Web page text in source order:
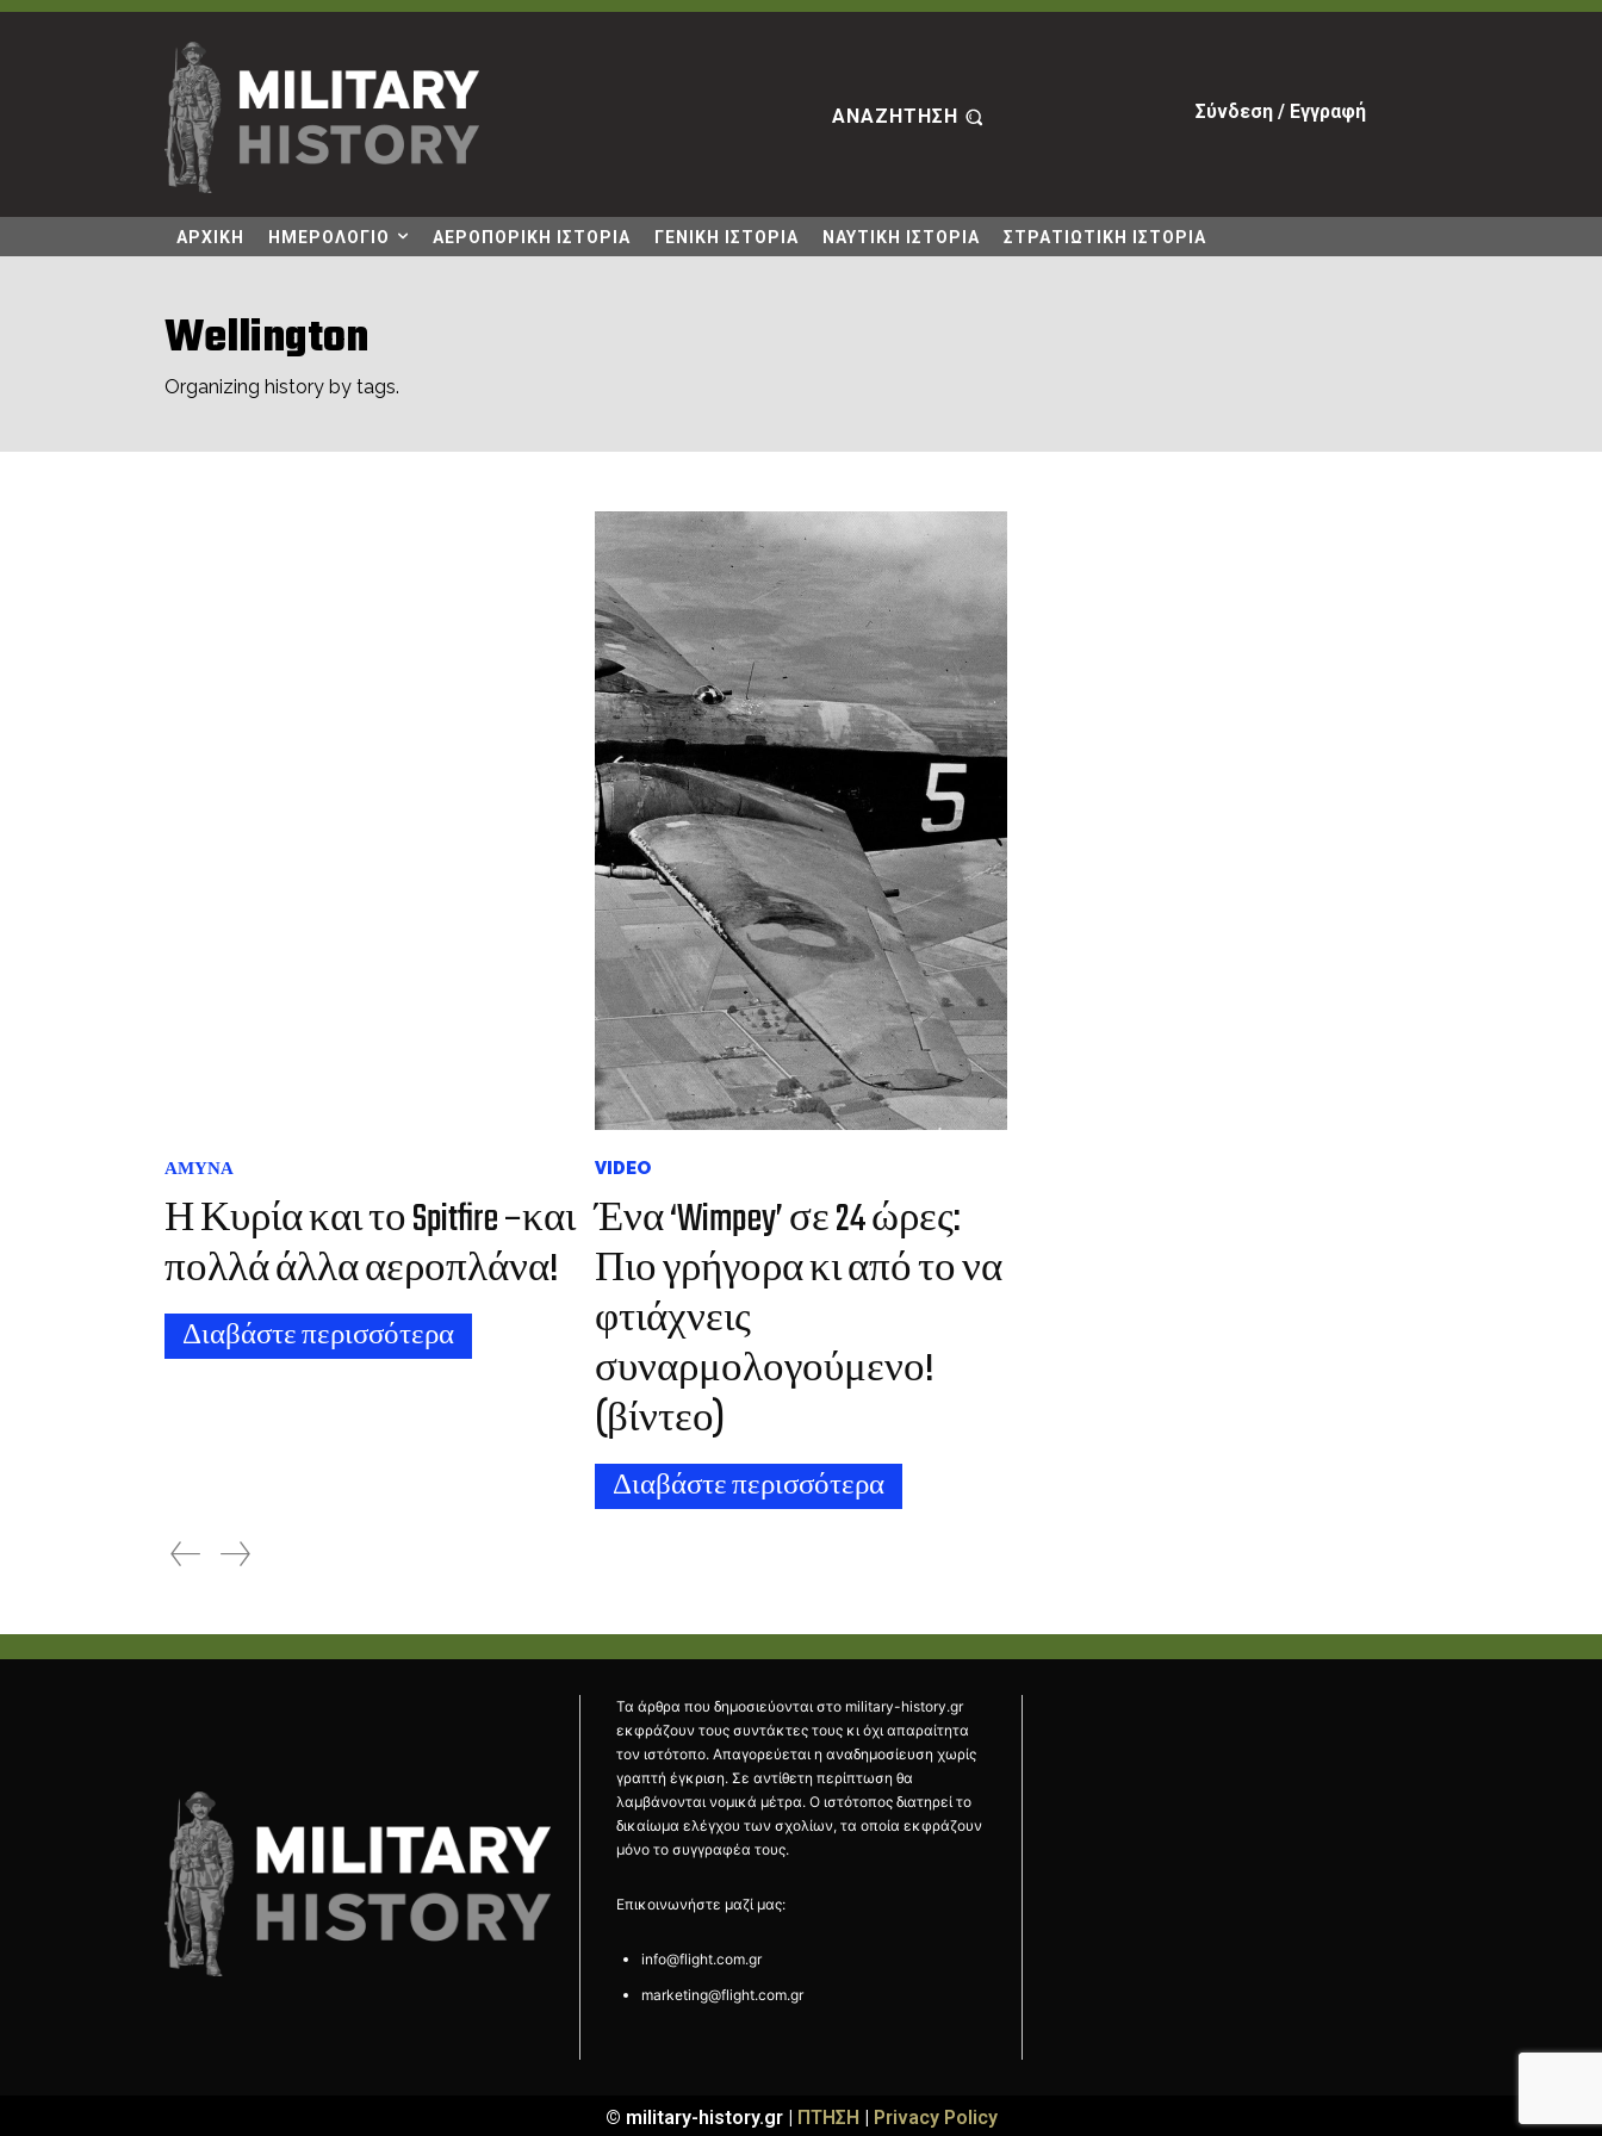
ΑΝΑΖΗΤΗΣΗ Σύνδεση / Εγγραφή
ΑΡΧΙΚΗ ΗΜΕΡΟΛΟΓΙΟ ΑΕΡΟΠΟΡΙΚΗ ΙΣΤΟΡΙΑ ΓΕΝΙΚΗ ΙΣΤΟΡΙΑ ΝΑΥΤΙΚΗ ΙΣΤΟΡΙΑ ΣΤΡΑΤΙΩΤΙΚΗ ΙΣΤΟΡΙΑ
Wellington
Organizing history by tags.
ΑΜΥΝΑ
Η Κυρία και το Spitfire –και
πολλά άλλα αεροπλάνα!
Διαβάστε περισσότερα
VIDEO
Ένα ‘Wimpey’ σε 24 ώρες:
Πιο γρήγορα κι από το να
φτιάχνεις
συναρμολογούμενο!
(βίντεο)
Διαβάστε περισσότερα
Τα άρθρα που δημοσιεύονται στο military-history.gr
εκφράζουν τους συντάκτες τους κι όχι απαραίτητα
τον ιστότοπο. Απαγορεύεται η αναδημοσίευση χωρίς
γραπτή έγκριση. Σε αντίθετη περίπτωση θα
λαμβάνονται νομικά μέτρα. Ο ιστότοπος διατηρεί το
δικαίωμα ελέγχου των σχολίων, τα οποία εκφράζουν
μόνο το συγγραφέα τους.
Επικοινωνήστε μαζί μας:
info@flight.com.gr
marketing@flight.com.gr
© military-history.gr | ΠΤΗΣΗ Privacy Policy